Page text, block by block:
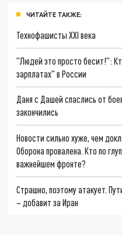
ЧИТАЙТЕ ТАКЖЕ:
Технофашисты XXI века
"Людей это просто бесит!":
зарплатах" в России
Даня с Дашей спаслись от
закончились
Новости сильно хуже, чем
Оборона провалена. Кто по
важнейшем фронте?
Страшно, поэтому атакует.
– добавит за Иран